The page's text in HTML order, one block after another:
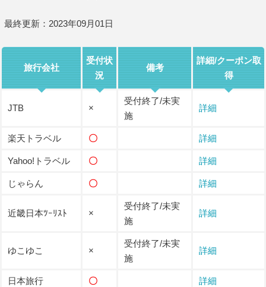
最終更新：2023年09月01日
旅行会社
受付状
況
備考
詳細/クーポン取
得
JTB ×
受付終了/未実
施
詳細
楽天トラベル 〇 詳細
Yahoo!トラベル 〇 詳細
じゃらん 〇 詳細
近畿日本ﾂｰﾘｽﾄ ×
受付終了/未実
施
詳細
ゆこゆこ ×
受付終了/未実
施
詳細
日本旅行 〇 詳細